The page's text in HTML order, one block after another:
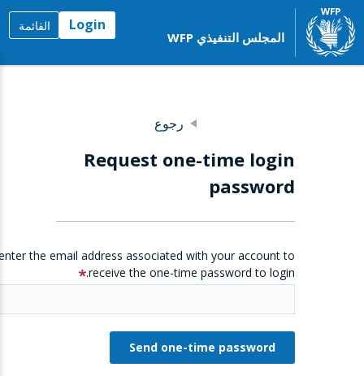
المجلس التنفيذي WFP
Login القائمة
رجوع
Request one-time login
password
the email address associated with your account to
receive the one-time password to login.